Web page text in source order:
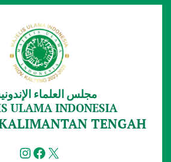
مجلس العلماء
ULAMA INDONESIA
TENGAH
Instagram Facebook X